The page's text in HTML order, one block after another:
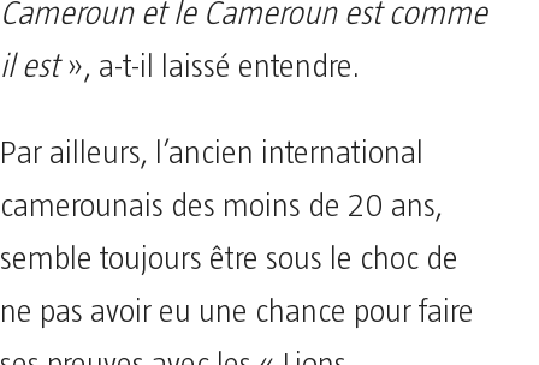
Cameroun et le Cameroun est comme
il est», a-t-il laissé entendre.
Par ailleurs, l’ancien international
camerounais des moins de 20 ans,
semble toujours être sous le choc de
ne pas avoir eu une chance pour faire